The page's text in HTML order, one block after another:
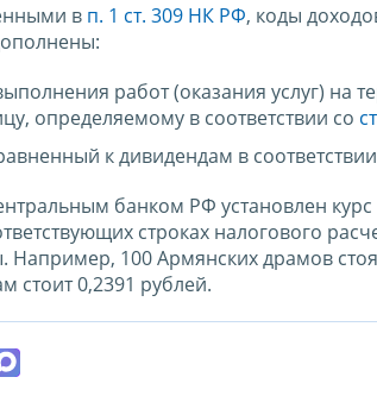
в п. 1 ст. 309 НК РФ, коды
работ (оказания услуг) на
определяемому в соответствии со
к дивидендам в
банком РФ установлен
строках налогового
100 Армянских драмов
стоит 0,2391 рублей.